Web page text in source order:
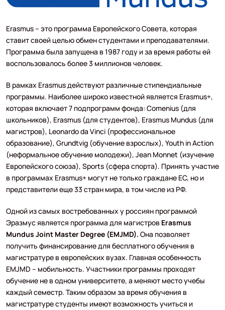
Erasmus – это программа Европейского Совета, которая
ставит своей целью обмен студентами и преподавателями.
Программа была запущена в 1987 году и за время работы ей
воспользовалось более 3 миллионов человек.
В рамках Erasmus действуют различные стипендиальные
программы. Наиболее широко известной является Erasmus+,
которая включает 7 подпрограмм фонда: Comenius (для
школьников), Erasmus (для студентов), Erasmus Mundus (для
магистров), Leonardo da Vinci (профессиональное
образование), Grundtvig (обучение взрослых), Youth in Action
(неформальное обучение молодежи), Jean Monnet (изучение
Европейского союза), Sports (сфера спорта). Принять участие
в программах Erasmus+ могут не только граждане ЕС, но и
представители еще 33 стран мира, в том числе из РФ.
Одной из самых востребованных у россиян программой
Эразмус является программа для магистров Erasmus
Mundus Joint Master Degree (EMJMD). Она позволяет
получить финансирование для бесплатного обучения в
магистратуре в европейских вузах. Главная особенность
EMJMD – мобильность. Участники программы проходят
обучение не в одном университете, а меняют место учебы
каждый семестр. Таким образом за время обучения в
магистратуре студенты имеют возможность учиться и